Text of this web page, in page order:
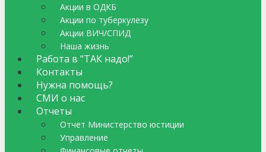
Акции в ОДКБ
Акции по туберкулезу
Акции ВИЧ/СПИД
Наша жизнь
Работа в “ТАК надо!”
Контакты
Нужна помощь?
СМИ о нас
Отчеты
Отчет Министерство юстиции
Управление